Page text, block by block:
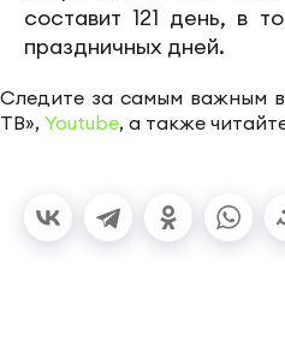
составит 121 день, в
праздничных дней.
Следите за самым важным в
ТВ», Youtube, а также